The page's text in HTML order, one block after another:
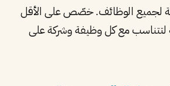
لجميع الوظائف. خصّص على الأقل
لتتناسب مع كل وظيفة وشركة على